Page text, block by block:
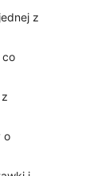
z
co
o